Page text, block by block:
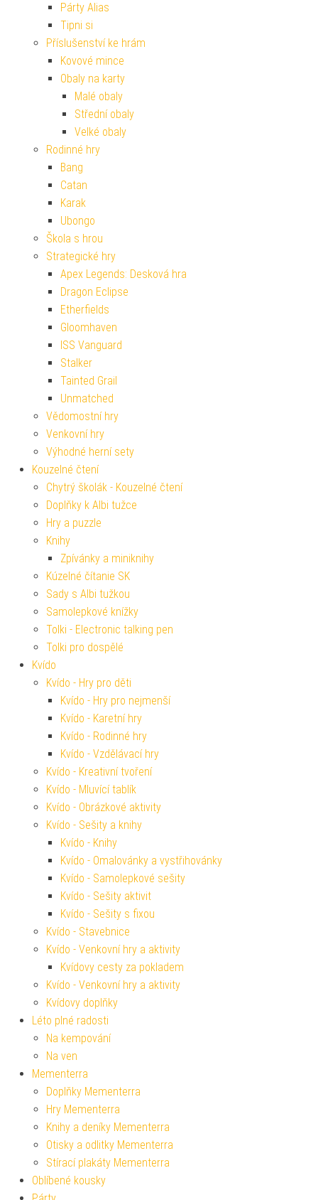
Párty Alias
Tipni si
Příslušenství ke hrám
Kovové mince
Obaly na karty
Malé obaly
Střední obaly
Velké obaly
Rodinné hry
Bang
Catan
Karak
Ubongo
Škola s hrou
Strategické hry
Apex Legends: Desková hra
Dragon Eclipse
Etherfields
Gloomhaven
ISS Vanguard
Stalker
Tainted Grail
Unmatched
Vědomostní hry
Venkovní hry
Výhodné herní sety
Kouzelné čtení
Chytrý školák - Kouzelné čtení
Doplňky k Albi tužce
Hry a puzzle
Knihy
Zpívánky a miniknihy
Kúzelné čítanie SK
Sady s Albi tužkou
Samolepkové knížky
Tolki - Electronic talking pen
Tolki pro dospělé
Kvído
Kvído - Hry pro děti
Kvído - Hry pro nejmenší
Kvído - Karetní hry
Kvído - Rodinné hry
Kvído - Vzdělávací hry
Kvído - Kreativní tvoření
Kvído - Mluvící tablík
Kvído - Obrázkové aktivity
Kvído - Sešity a knihy
Kvído - Knihy
Kvído - Omalovánky a vystřihovánky
Kvído - Samolepkové sešity
Kvído - Sešity aktivit
Kvído - Sešity s fixou
Kvído - Stavebnice
Kvído - Venkovní hry a aktivity
Kvídovy cesty za pokladem
Kvído - Venkovní hry a aktivity
Kvídovy doplňky
Léto plné radosti
Na kempování
Na ven
Mementerra
Doplňky Mementerra
Hry Mementerra
Knihy a deníky Mementerra
Otisky a odlitky Mementerra
Stírací plakáty Mementerra
Oblíbené kousky